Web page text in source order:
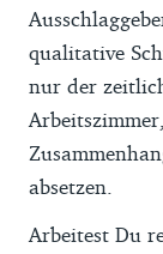
qualitative
nur der
absetzen.
Arbeitest Du